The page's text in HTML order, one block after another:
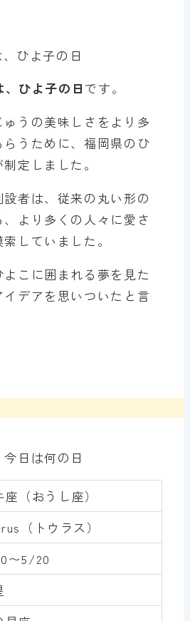
ひよ子の日 です。
ゅうの美味しさをより多
らうために、福岡県のひ
定しました。
者は、従来の丸い形の
より多くの人々に愛さ
していました。
こに囲まれる夢を見た
デアを思いついたと言
（おうし座）
（トウラス）
〜5/20